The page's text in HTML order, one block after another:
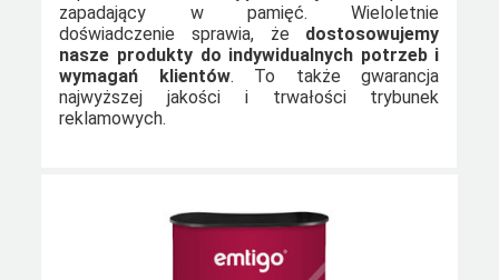
zapadający w pamięć. Wieloletnie
doświadczenie sprawia, że dostosowujemy
nasze produkty do indywidualnych potrzeb i
wymagań klientów. To także gwarancja
najwyższej jakości i trwałości trybunek
reklamowych.